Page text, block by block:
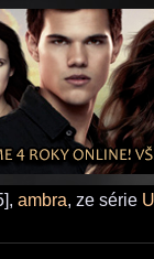
ambra, ze série